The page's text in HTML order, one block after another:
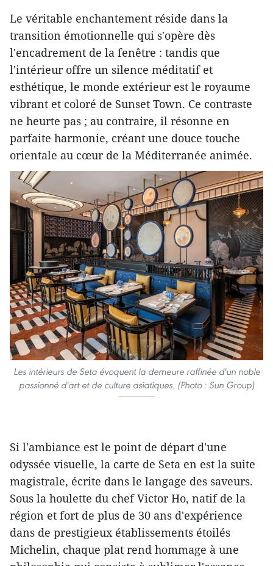
Le véritable enchantement réside dans la
transition émotionnelle qui s'opère dès
l'encadrement de la fenêtre : tandis que
l'intérieur offre un silence méditatif et
esthétique, le monde extérieur est le royaume
vibrant et coloré de Sunset Town. Ce contraste
ne heurte pas ; au contraire, il résonne en
parfaite harmonie, créant une douce touche
orientale au cœur de la Méditerranée animée.
Les intérieurs de Seta évoquent la demeure raffinée d'un noble
passionné d'art et de culture asiatiques. (Photo : Sun Group)
Si l'ambiance est le point de départ d'une
odyssée visuelle, la carte de Seta en est la suite
magistrale, écrite dans le langage des saveurs.
Sous la houlette du chef Victor Ho, natif de la
région et fort de plus de 30 ans d'expérience
dans de prestigieux établissements étoilés
Michelin, chaque plat rend hommage à une